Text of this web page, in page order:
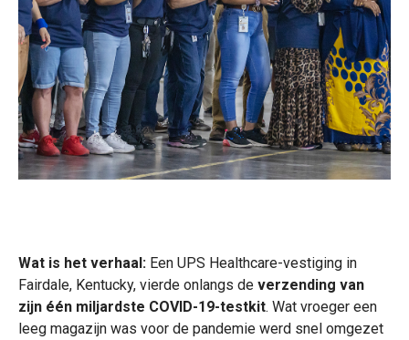
Wat is het verhaal: Een UPS Healthcare-vestiging in
Fairdale, Kentucky, vierde onlangs de verzending van
zijn één miljardste COVID-19-testkit. Wat vroeger een
leeg magazijn was voor de pandemie werd snel omgezet